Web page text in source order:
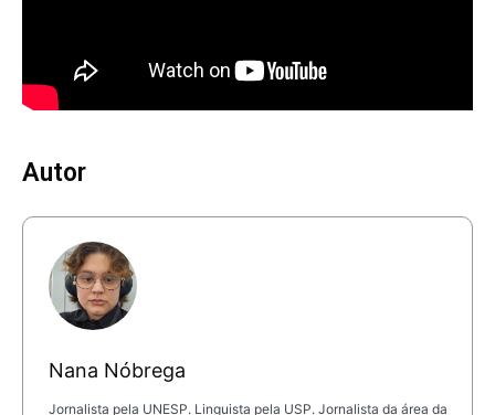
Autor
Nana Nóbrega
Jornalista pela UNESP. Linguista pela USP. Jornalista da área da